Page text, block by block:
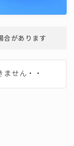
合があります
せん・・